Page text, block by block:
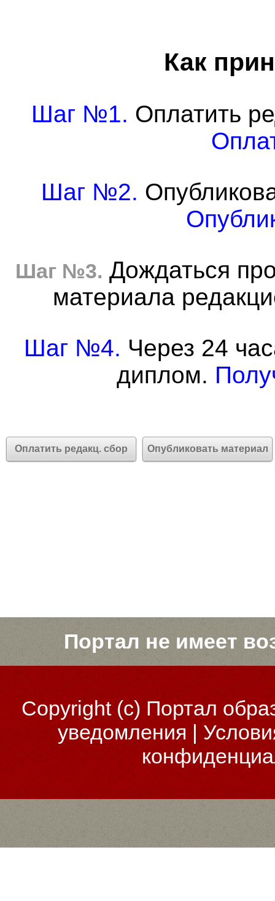
Как
Шаг №1. Оплатить
Шаг №2.
Шаг №3. Дождаться
материала
Шаг №4. Через 24
диплом.
Оплатить редакц. сбор Опубликовать материал
Портал не имеет
Copyright (c)Портал
уведомления |